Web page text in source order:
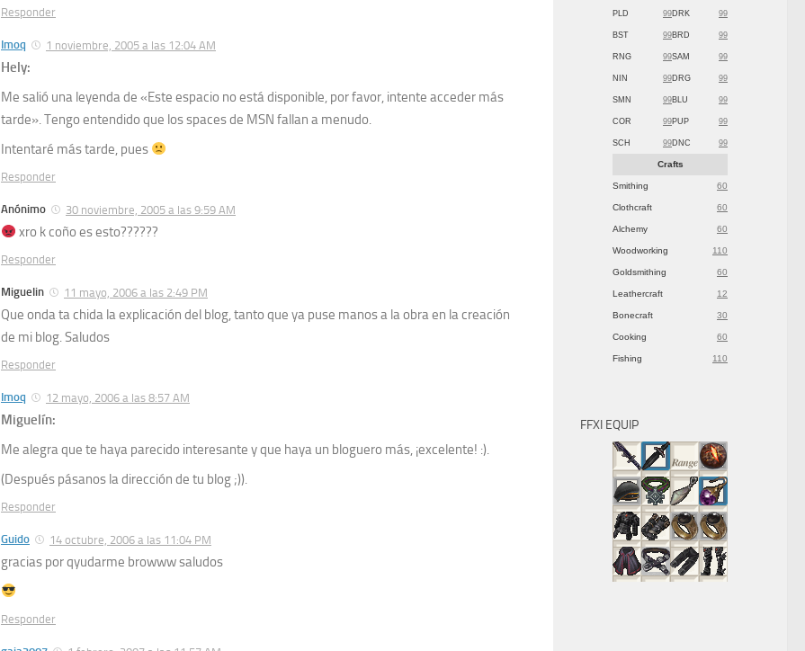
Responder
Imoq 1 noviembre, 2005 a las 12:04 AM
Hely:
Me salió una leyenda de «Este espacio no está disponible, por favor, intente acceder más
tarde». Tengo entendido que los spaces de MSN fallan a menudo.
Intentaré más tarde, pues
Responder
Anónimo 30 noviembre, 2005 a las 9:59 AM
xro k coño es esto??????
Responder
Miguelin 11 mayo, 2006 a las 2:49 PM
Que onda ta chida la explicación del blog, tanto que ya puse manos a la obra en la creación
de mi blog. Saludos
Responder
Imoq 12 mayo, 2006 a las 8:57 AM
Miguelín:
Me alegra que te haya parecido interesante y que haya un bloguero más, ¡excelente! :).
(Después pásanos la dirección de tu blog ;)).
Responder
Guido 14 octubre, 2006 a las 11:04 PM
gracias por qyudarme browww saludos
Responder
PLD 99DRK 99
BST 99BRD 99
RNG 99SAM 99
NIN 99DRG 99
SMN 99BLU 99
COR 99PUP 99
SCH 99DNC 99
Crafts
Smithing 60
Clothcraft 60
Alchemy 60
Woodworking 110
Goldsmithing 60
Leathercraft 12
Bonecraft 30
Cooking 60
Fishing 110
FFXI EQUIP